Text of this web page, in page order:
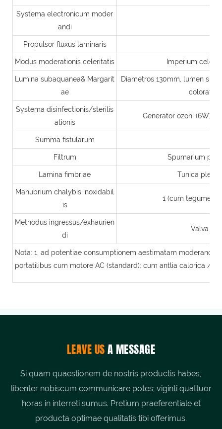
Systema electronicum moder
andi
Propulsor fluxus laminaris
Modus moderationis celeritatis Imperium
Lumina subaquanea& Margarit
ae
Diametros 130mm, lumen
Systema disinfectionis/sterilis
ationis
Generator ozoni (6W)
Summa fistularum
Filtrum Spumarium
Lamina fimbriae Tunica plena
Manubrium chalybis inoxidabil
is
1 (cum
Methodus ingressus/exhaurien
di
Valva
Nota: 1, ad potentiae consumptionem aestimatam
portatilibus cum motore AC (standard): cum antlia calorica /
LEAVE USA MESSAGE
Si quam quaestionem de nostris productis habes,
libenter nobiscum communicare potes; viginti quattuor
horas in interreti sumus. Pretium praeferentiale et
producta optimae qualitatis tibi offerimus.